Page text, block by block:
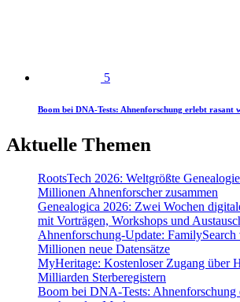
5
Boom bei DNA-Tests: Ahnenforschung erlebt rasant
Aktuelle Themen
RootsTech 2026: Weltgrößte
Millionen Ahnenforscher zusammen
Genealogica 2026: Zwei Wochen
mit Vorträgen, Workshops und
Ahnenforschung-Update:
Millionen neue Datensätze
MyHeritage: Kostenloser Zugang über
Milliarden Sterberegistern
Boom bei DNA-Tests: Ahnenforschung